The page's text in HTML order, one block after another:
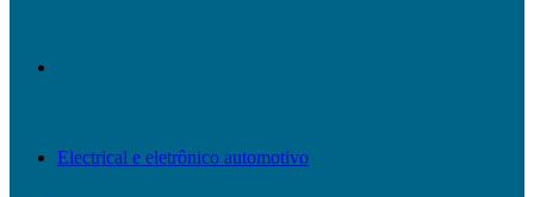
Electrical e eletrônico automotivo